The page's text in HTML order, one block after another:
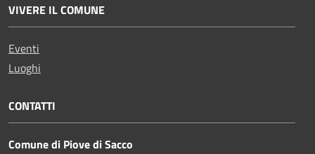
VIVERE IL COMUNE
Eventi
Luoghi
CONTATTI
Comune di Piove di Sacco